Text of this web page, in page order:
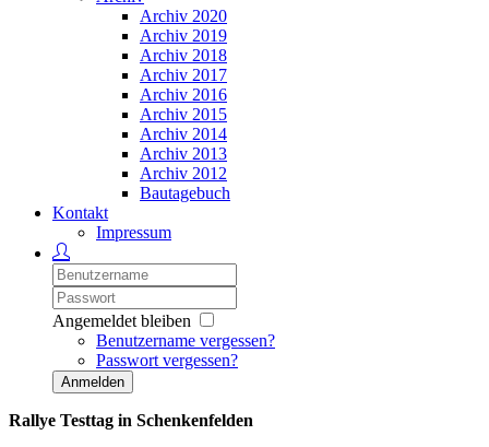
Archiv 2020
Archiv 2019
Archiv 2018
Archiv 2017
Archiv 2016
Archiv 2015
Archiv 2014
Archiv 2013
Archiv 2012
Bautagebuch
Kontakt
Impressum
Angemeldet bleiben
Benutzername vergessen?
Passwort vergessen?
Anmelden
Rallye Testtag in Schenkenfelden